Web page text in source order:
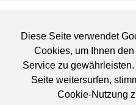
Diese Seite verwendet
Cookies, um Ihnen
Service zu
Seite weitersurfen,
Cookie-Nutzung
BRUTTO
PREISE
MEIN